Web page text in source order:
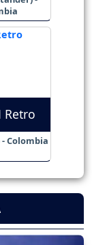
Retro
- Colombia